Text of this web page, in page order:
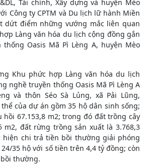
Tài chính, Xây dựng và huyện Mèo
Công ty CPTM và Du lịch lữ hành Miền
dứt điểm những vướng mắc liên quan
Làng văn hóa du lịch cộng đồng gắn
Oasis Mã Pì Lèng A, huyện Mèo
Khu phức hợp Làng văn hóa du lịch
nghề truyền thống Oasis Mã Pì Lèng A
và thôn Séo Sà Lủng, xã Pải Lũng,
thể của dự án gồm 35 hộ dân sinh sống;
67.153,8 m2; trong đó đất trồng cây
m2, đất rừng trồng sản xuất là 3.768,3
hiện chi trả tiền bồi thường giải phóng
24/35 hộ với số tiền trên 4,4 tỷ đồng; còn
thường.